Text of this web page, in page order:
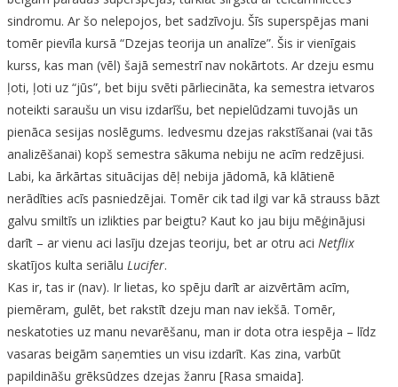
sindromu. Ar šo nelepojos, bet sadzīvoju. Šīs superspējas mani
tomēr pievīla kursā “Dzejas teorija un analīze”. Šis ir vienīgais
kurss, kas man (vēl) šajā semestrī nav nokārtots. Ar dzeju esmu
ļoti, ļoti uz “jūs”, bet biju svēti pārliecināta, ka semestra ietvaros
noteikti saraušu un visu izdarīšu, bet nepielūdzami tuvojās un
pienāca sesijas noslēgums. Iedvesmu dzejas rakstīšanai (vai tās
analizēšanai) kopš semestra sākuma nebiju ne acīm redzējusi.
Labi, ka ārkārtas situācijas dēļ nebija jādomā, kā klātienē
nerādīties acīs pasniedzējai. Tomēr cik tad ilgi var kā strauss bāzt
galvu smiltīs un izlikties par beigtu? Kaut ko jau biju mēģinājusi
darīt – ar vienu aci lasīju dzejas teoriju, bet ar otru aci Netflix
skatījos kulta seriālu Lucifer.
Kas ir, tas ir (nav). Ir lietas, ko spēju darīt ar aizvērtām acīm,
piemēram, gulēt, bet rakstīt dzeju man nav iekšā. Tomēr,
neskatoties uz manu nevarēšanu, man ir dota otra iespēja – līdz
vasaras beigām saņemties un visu izdarīt. Kas zina, varbūt
papildināšu grēksūdzes dzejas žanru [Rasa smaida].